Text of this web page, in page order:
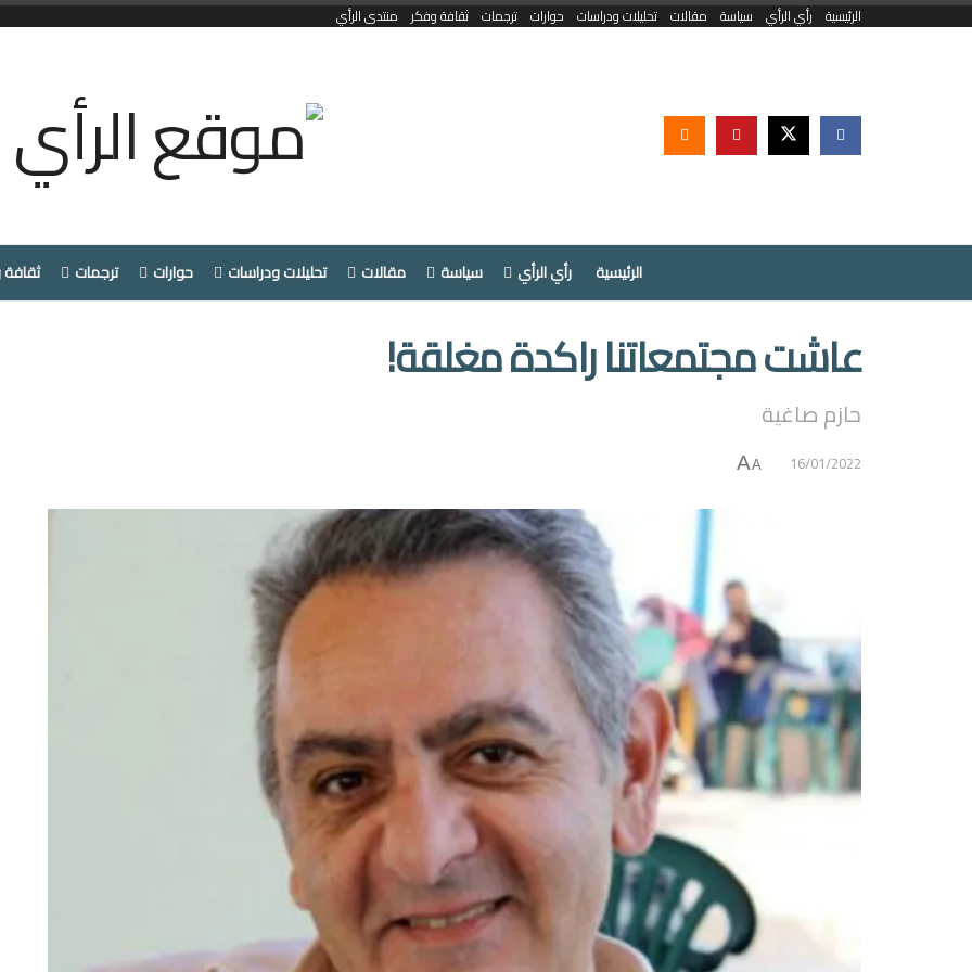
الرئيسية رأي الرأي سياسة مقالات تحليلات ودراسات حوارات ترجمات ثقافة وفكر منتدى الرأي
الرئيسية رأي الرأي سياسة مقالات تحليلات ودراسات حوارات ترجمات
عاشت مجتمعاتنا راكدة مغلقة!
حازم صاغية
16/01/2022
A
A